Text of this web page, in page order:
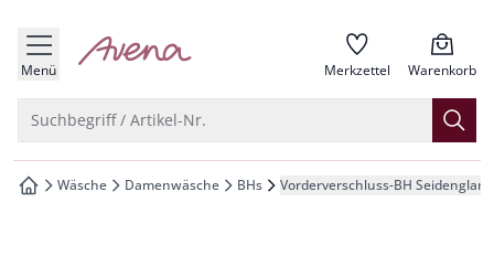
springen
springen
springen
springen
Menü zur Startseite Merkzettel Warenkorb
Suchbegriff / Artikel-Nr.
zur Startseite
Wäsche Damenwäsche BHs Vorderverschluss-BH Seidenglanz